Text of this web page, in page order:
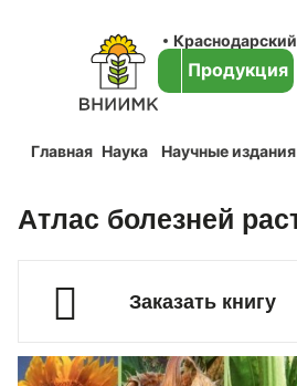
Продукция
Главная Наука Научные издания
Атлас болезней
Заказать книгу